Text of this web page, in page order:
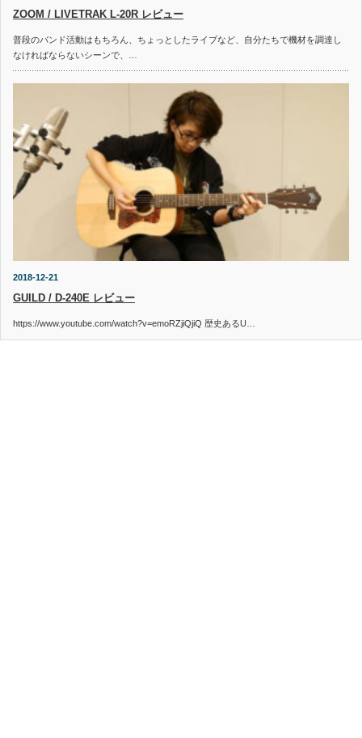
ZOOM / LIVETRAK L-20R レビュー
普段のバンド活動はもちろん、ちょっとしたライブなど、自分たちで機材を調達し
なければならないシーンで、…
2018-12-21
GUILD / D-240E レビュー
https://www.youtube.com/watch?v=emoRZjiQjiQ 歴史あるU…